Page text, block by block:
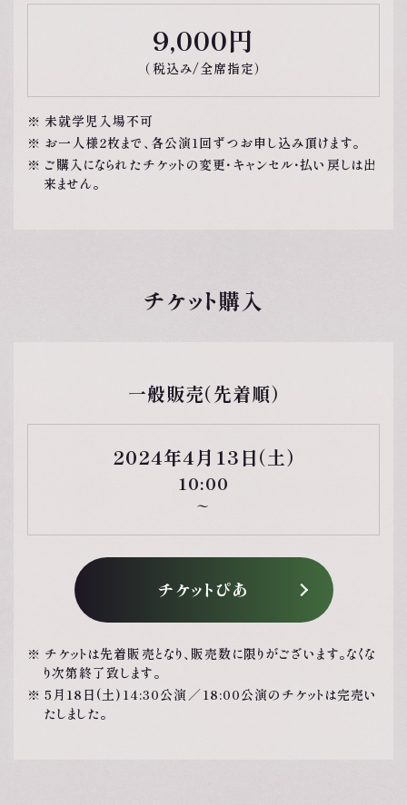
9,000円
（税込み/全席指定）
未就学児入場不可
お一人様2枚まで、各公演1回ずつお申し込み頂けます。
ご購入になられたチケットの変更・キャンセル・払い戻しは出
来ません。
チケット購入
一般販売（先着順）
2024年4月13日（土）
10:00
〜
チケットぴあ
チケットは先着販売となり、販売数に限りがございます。なくな
り次第終了致します。
5月18日(土)14:30公演／18:00公演のチケットは完売い
たしました。